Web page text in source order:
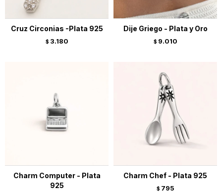
Cruz Circonias -Plata 925
$ 3.180
Dije Griego - Plata y Oro
$ 9.010
Charm Computer - Plata
925
Charm Chef - Plata 925
$ 795